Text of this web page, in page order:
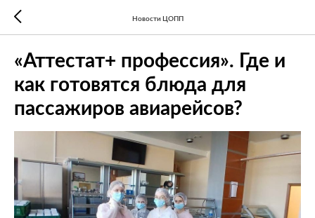
Новости ЦОПП
«Аттестат+ профессия». Где и
как готовятся блюда для
пассажиров авиарейсов?